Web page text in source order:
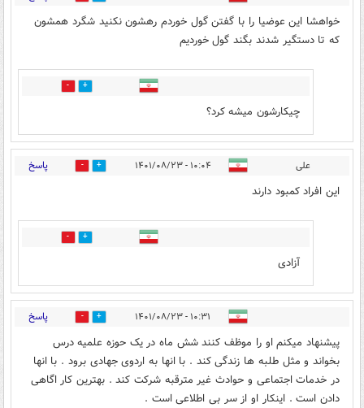
خواهشا این عوضیا را با گفتن گول خوردم رهشون نکنید شگرد همشون
که تا دستگیر شدند بگند گول خوردیم
0
چیکارشون میشه کرد؟
علی ۱۰:۰۴ - ۱۴۰۱/۰۸/۲۳ 11 پاسخ
این افراد کمبود دارند
0
آزادی
۱۰:۳۱ - ۱۴۰۱/۰۸/۲۳ 12 پاسخ
پیشنهاد میکنم او را موظف کنند شش ماه در یک حوزه علمیه درس
بخواند و مثل طلبه ها زندگی کند . با انها به اردوی جهادی برود . با انها
در خدمات اجتماعی و حوادث غیر مترقبه شرکت کند . بهترین کار اگاهی
دادن است . اینکار او از سر بی اطلاعی است .